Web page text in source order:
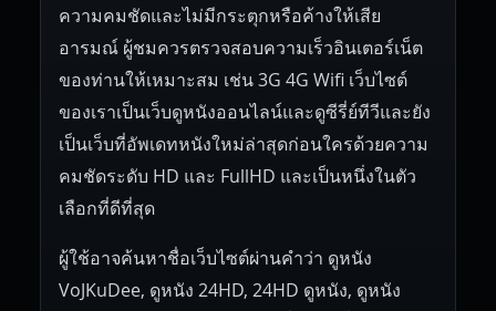
ความคมชัดและไม่มีกระตุกหรือค้างให้เสีย
อารมณ์ ผู้ชมควรตรวจสอบความเร็วอินเตอร์เน็ต
ของท่านให้เหมาะสม เช่น 3G 4G Wifi เว็บไซต์
ของเราเป็นเว็บดูหนังออนไลน์และดูซีรี่ย์ทีวีและยัง
เป็นเว็บที่อัพเดทหนังใหม่ล่าสุดก่อนใครด้วยความ
คมชัดระดับ HD และ FullHD และเป็นหนึ่งในตัว
เลือกที่ดีที่สุด
ผู้ใช้อาจค้นหาชื่อเว็บไซต์ผ่านคำว่า ดูหนัง
VoJKuDee, ดูหนัง 24HD, 24HD ดูหนัง, ดูหนัง